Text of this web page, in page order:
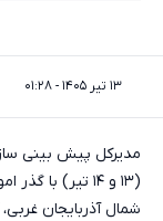
۱۳ تیر ۱۴۰۵ - ۰۱:۲۸
مدیرکل پیش بینی
(۱۳ و ۱۴ تیر)
شمال آذربایجان